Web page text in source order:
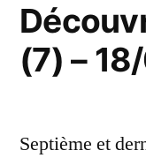
(7) –
Septième et